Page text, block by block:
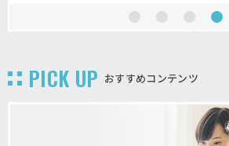
PICK UP おすすめコンテンツ